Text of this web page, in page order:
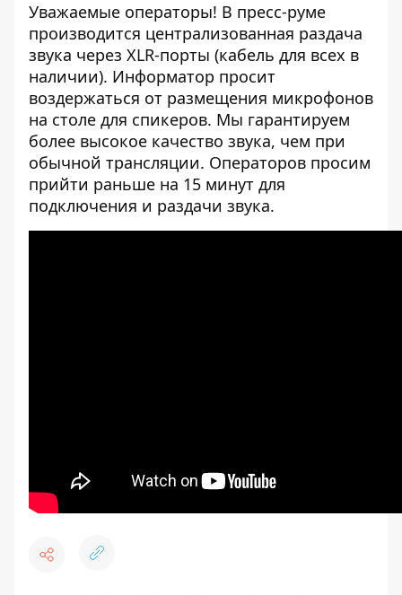
Уважаемые операторы! В пресс-руме
производится централизованная раздача
звука через XLR-порты (кабель для всех в
наличии). Информатор просит
воздержаться от размещения микрофонов
на столе для спикеров. Мы гарантируем
более высокое качество звука, чем при
обычной трансляции. Операторов просим
прийти раньше на 15 минут для
подключения и раздачи звука.